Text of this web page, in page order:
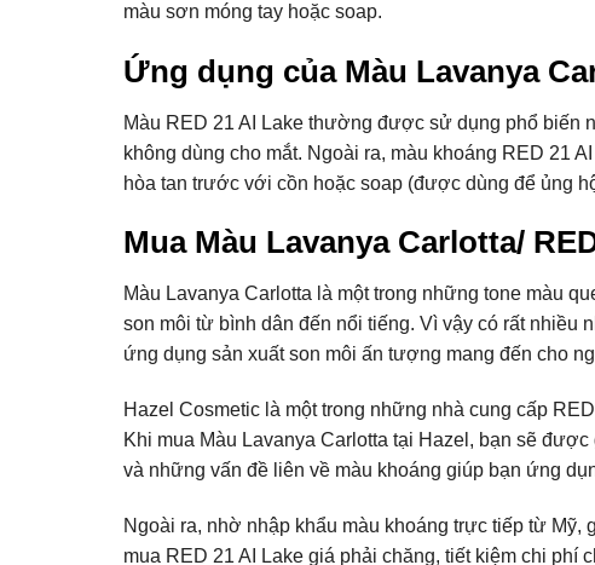
màu sơn móng tay hoặc soap.
Ứng dụng của Màu Lavanya
Màu RED 21 AI Lake thường được sử dụng phổ biến
không dùng cho mắt. Ngoài ra, màu khoáng RED 21
hòa tan trước với cồn hoặc soap (được dùng để ủng
Mua Màu Lavanya Carlotta/
Màu Lavanya Carlotta là một trong những tone màu
son môi từ bình dân đến nổi tiếng. Vì vậy có rất nhiều
ứng dụng sản xuất son môi ấn tượng mang đến cho
Hazel Cosmetic là một trong những nhà cung cấp
Khi mua Màu Lavanya Carlotta tại Hazel, bạn sẽ
và những vấn đề liên về màu khoáng giúp bạn ứng
Ngoài ra, nhờ nhập khẩu màu khoáng trực tiếp từ
mua RED 21 AI Lake giá phải chăng, tiết kiệm chi phí